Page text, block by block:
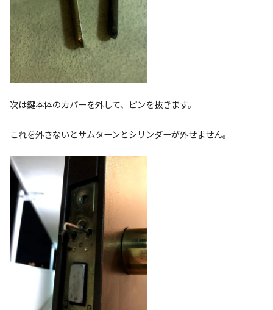
次は鍵本体のカバーを外して、ピンを抜きます。
これを外さないとサムターンとシリンダーが外せません。